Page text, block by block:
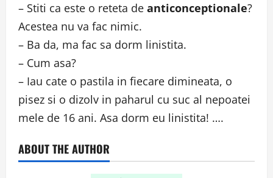
– Stiti ca este o reteta de anticonceptionale?
Acestea nu va fac nimic.
– Ba da, ma fac sa dorm linistita.
– Cum asa?
– Iau cate o pastila in fiecare dimineata, o
pisez si o dizolv in paharul cu suc al nepoatei
mele de 16 ani. Asa dorm eu linistita! ….
ABOUT THE AUTHOR